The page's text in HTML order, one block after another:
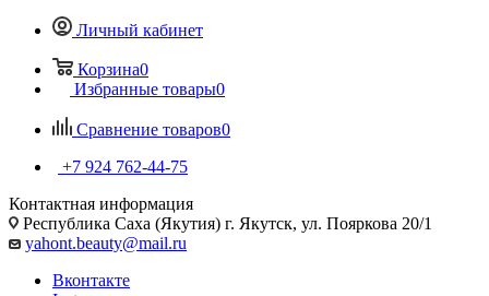
Личный кабинет
Корзина0
Избранные товары0
Сравнение товаров0
+7 924 762-44-75
Контактная информация
Республика Саха (Якутия) г. Якутск, ул. Пояркова 20/1
yahont.beauty@mail.ru
Вконтакте